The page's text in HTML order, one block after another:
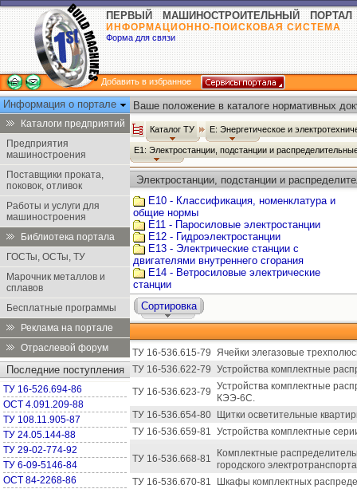
ПЕРВЫЙ МАШИНОСТРОИТЕЛЬНЫЙ ПОРТАЛ
ИНФОРМАЦИОННО-ПОИСКОВАЯ СИСТЕМА
Форма для связи
Добавить в избранное
Информация о портале
Каталоги предприятий
Предприятия
машиностроения
Поставщики проката,
поковок, отливок
Работы и услуги для
машиностроения
Библиотека портала
ГОСТы, ОСТы, ТУ
Марочник металлов и
сплавов
Бесплатные программы
Реклама на портале
Отраслевой форум
Последние поступления
ТУ 16-526.694-86
ОСТ 4.091.209-88
ТУ 108.11.905-87
ТУ 24.05.144-88
ТУ 29-02-774-92
ТУ 6-09-5146-84
ОСТ 84-2268-86
Ваше положение в каталоге нормативных
Каталог ТУ Е: Энергетическое и
Е1: Электростанции, подстанции и
Электростанции, подстанции и
Е10 - Классификация, номенклатура и
общие нормы
Е11 - Паросиловые электростанции
Е12 - Гидроэлектростанции
Е13 - Электрические станции с
двигателями внутреннего сгорания
Е14 - Ветросиловые электрические
станции
Сортировка
ТУ 16-536.615-79 Ячейки элегазовые
ТУ 16-536.622-79 Устройства комплектные
ТУ 16-536.623-79 Устройства комплектные
КЭЭ-6С.
ТУ 16-536.654-80
Щитки осветительные
ТУ 16-536.659-81 Устройства комплектные
ТУ 16-536.668-81
Комплектные
городского
ТУ 16-536.670-81
Шкафы комплектных